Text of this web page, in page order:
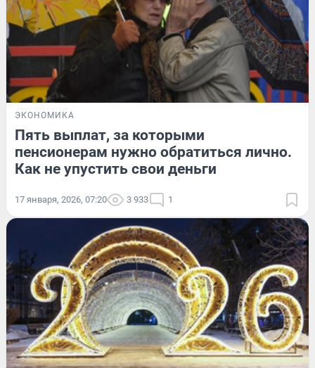
ЭКОНОМИКА
Пять выплат, за которыми
пенсионерам нужно обратиться лично.
Как не упустить свои деньги
17 января, 2026, 07:20 3 933 1